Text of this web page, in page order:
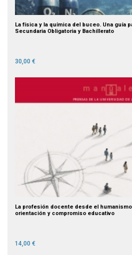
La física y la química del buceo. Una guía
Secundaria Obligatoria y Bachillerato
30,00 €
La profesión docente desde el
orientación y compromiso educativo
14,00 €